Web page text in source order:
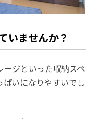
いませんか？
ジといった収納スペ
いになりやすいでし